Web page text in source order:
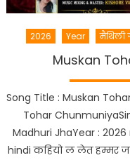
2026 Year मैथिली
Muskan
Song Title : Muskan
Tohar
Madhuri JhaYear :
hindi कहियो ल लेत हम्मर